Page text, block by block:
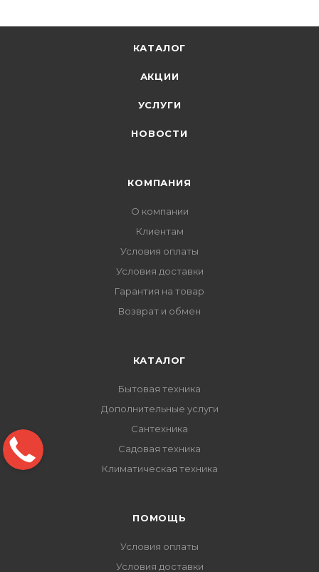
КАТАЛОГ
АКЦИИ
УСЛУГИ
НОВОСТИ
КОМПАНИЯ
О компании
Клиентам
Условия оплаты
Условия доставки
Гарантия на товар
Возврат и обмен
КАТАЛОГ
Бытовая техника
Дополнительные услуги
Сантехника
Садовая техника
Климатическая техника
ПОМОЩЬ
Условия оплаты
Условия доставки